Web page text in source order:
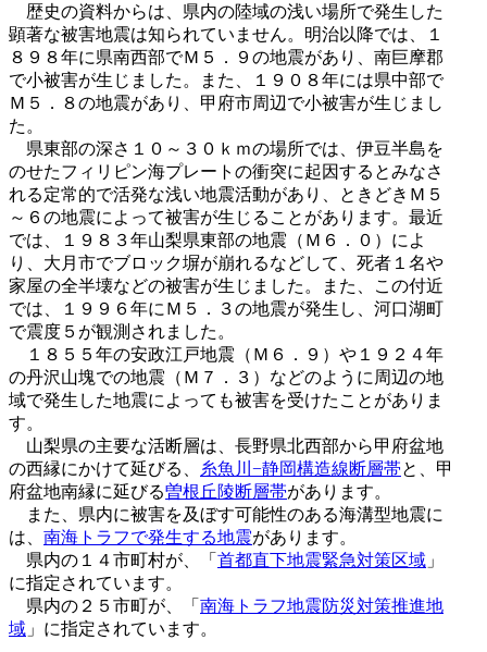
歴史の資料からは、県内の陸域の浅い場所で発生した
顕著な被害地震は知られていません。明治以降では、１
８９８年に県南西部でＭ５．９の地震があり、南巨摩郡
で小被害が生じました。また、１９０８年には県中部で
Ｍ５．８の地震があり、甲府市周辺で小被害が生じまし
た。
県東部の深さ１０～３０ｋｍの場所では、伊豆半島を
のせたフィリピン海プレートの衝突に起因するとみなさ
れる定常的で活発な浅い地震活動があり、ときどきＭ５
～６の地震によって被害が生じることがあります。最近
では、１９８３年山梨県東部の地震（Ｍ６．０）によ
り、大月市でブロック塀が崩れるなどして、死者１名や
家屋の全半壊などの被害が生じました。また、この付近
では、１９９６年にＭ５．３の地震が発生し、河口湖町
で震度５が観測されました。
１８５５年の安政江戸地震（Ｍ６．９）や１９２４年
の丹沢山塊での地震（Ｍ７．３）などのように周辺の地
域で発生した地震によっても被害を受けたことがありま
す。
山梨県の主要な活断層は、長野県北西部から甲府盆地
の西縁にかけて延びる、 糸魚川−静岡構造線断層帯と、甲
府盆地南縁に延びる曽根丘陵断層帯があります。
また、県内に被害を及ぼす可能性のある海溝型地震に
は、 南海トラフで発生する地震があります。
県内の１４市町村が、「 首都直下地震緊急対策区域 」
に指定されています。
県内の２５市町が、「 南海トラフ地震防災対策推進地
域 」に指定されています。